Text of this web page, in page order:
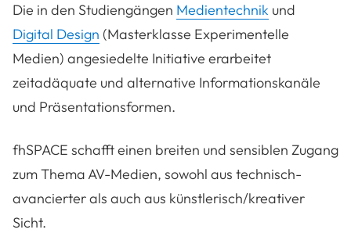
Die in den Studiengängen Medientechnik und
Digital Design (Masterklasse Experimentelle
Medien) angesiedelte Initiative erarbeitet
zeitadäquate und alternative Informationskanäle
und Präsentationsformen.
fhSPACE schafft einen breiten und sensiblen Zugang
zum Thema AV-Medien, sowohl aus technisch-
avancierter als auch aus künstlerisch/kreativer
Sicht.